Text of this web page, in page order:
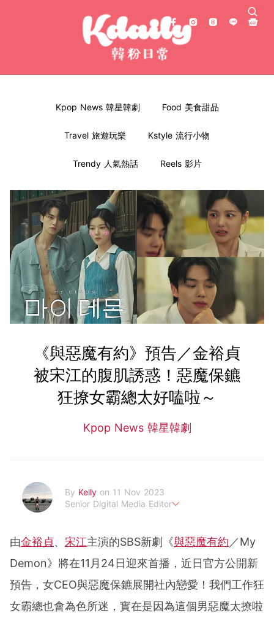
Kpop News 韓星韓劇 Food 美食甜品
Travel 旅遊玩樂 Kstyle 流行小物
Trendy 人氣熱話 Reels 影片
《與惡魔有約》預告／金裕貞
被宋江的腹肌誘惑！惡魔保鑣
狂撩女霸總太好嗑啦～
Kpop News 韓星韓劇
By Kelly on 11 Nov 2023
Senior Digital Media Editor
由金裕貞、 宋江主演的SBS新劇《與惡魔有約 ／My
Demon》將在11月24日迎來首播，近日官方公開新
預告，女CEO與惡魔保鑣展開社內戀愛！我們工作狂
女霸總也會為色所迷，實在是因為這個男惡魔太撩啦